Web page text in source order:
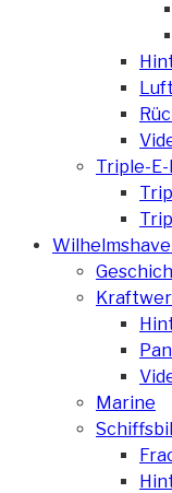
Triple-E-
Marine